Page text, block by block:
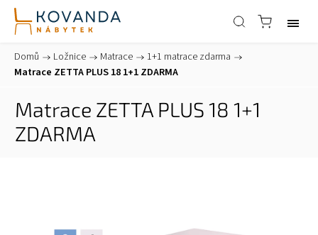
Domů / Ložnice / Matrace / 1+1 matrace zdarma /
Matrace ZETTA PLUS 18 1+1 ZDARMA
Matrace ZETTA PLUS 18 1+1
ZDARMA